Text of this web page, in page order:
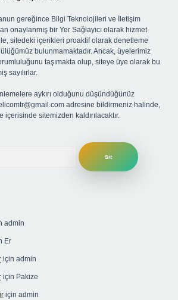
gereğince Bilgi Teknolojileri ve İletişim
onaylanmış bir Yer Sağlayıcı olarak hizmet
sitedeki içerikleri proaktif olarak denetleme
bulunmamaktadır. Ancak, üyelerimiz
taşımakta olup, siteye üye olarak bu
sayılırlar.
aykırı olduğunu düşündüğünüz
adresine bildirmeniz halinde,
sitemizden kaldırılacaktır.
admin
Er
için admin
için Pakize
için admin